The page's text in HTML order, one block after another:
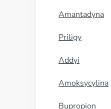
Amantadyna
Priligy
Addyi
Amoksycylina
Bupropion